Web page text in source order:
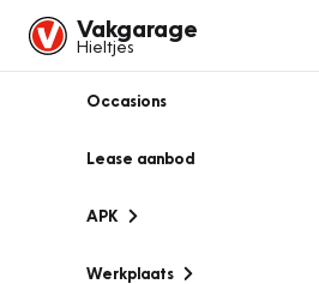
Vakgarage
Hieltjes
Occasions
Lease aanbod
APK
Werkplaats